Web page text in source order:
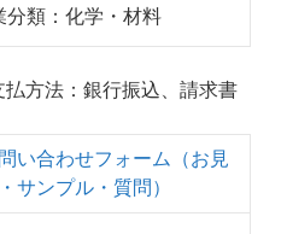
分類：化学・材料
方法：銀行振込、請求書
い合わせフォーム（お見
サンプル・質問）